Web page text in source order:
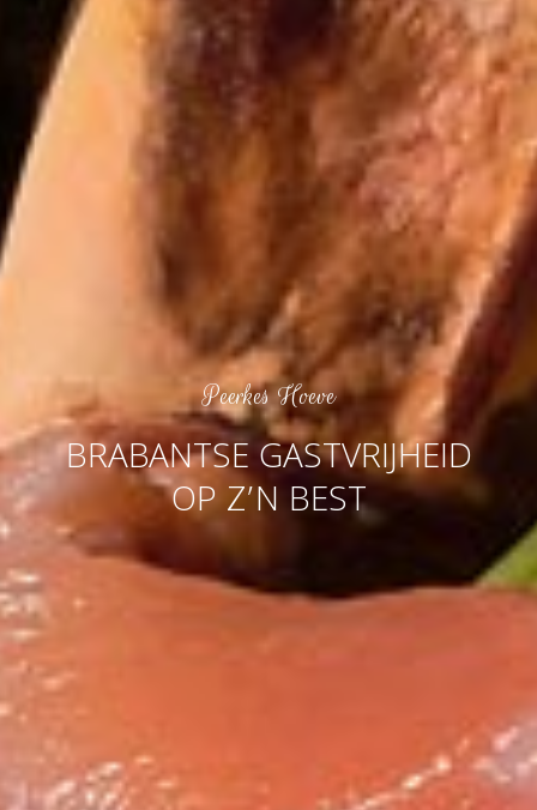
Peerkes Hoeve
BRABANTSE GASTVRIJHEID
OP Z’N BEST